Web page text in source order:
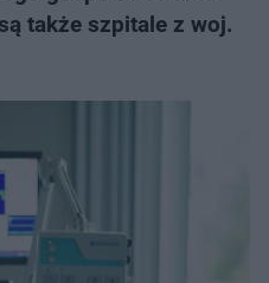
także szpitale z woj.